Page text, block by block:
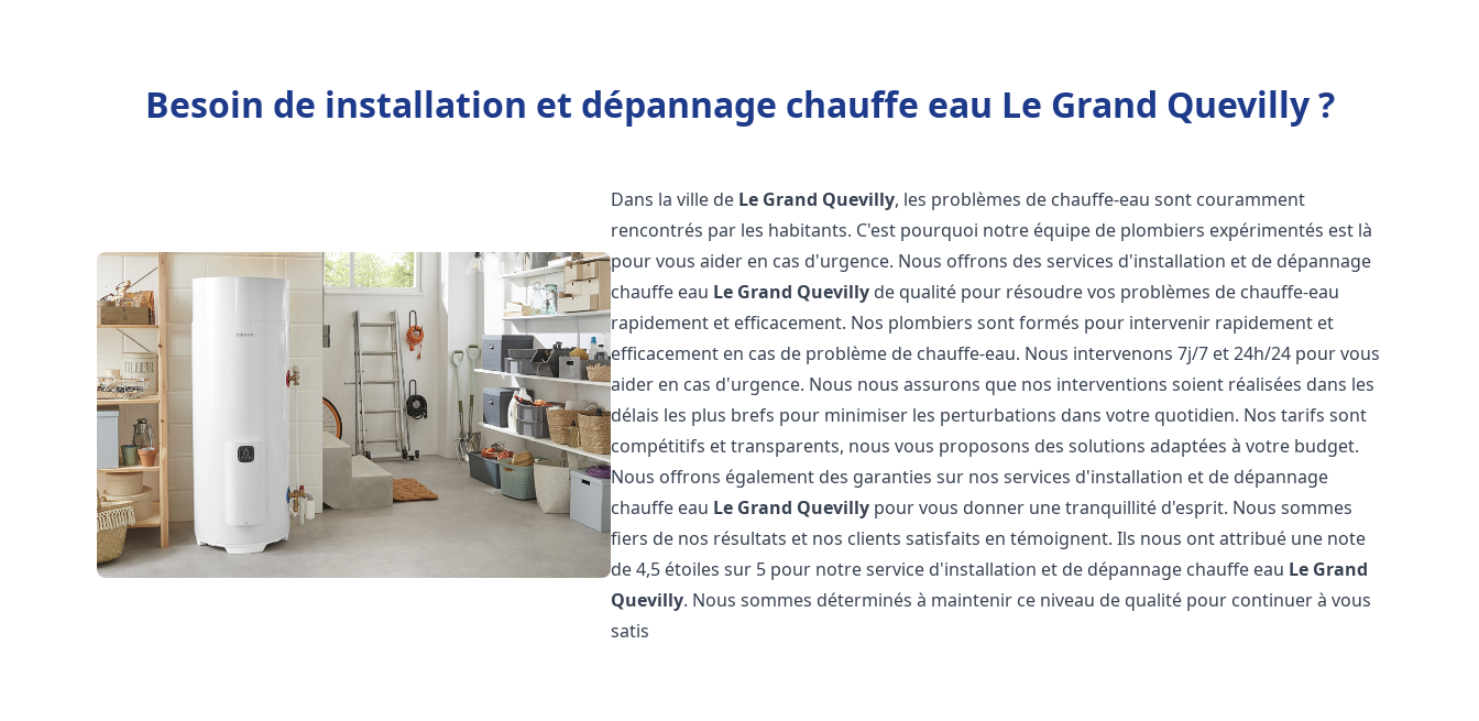
Besoin de installation et dépannage chauffe eau Le Grand Quevilly ?
Dans la ville de Le Grand Quevilly, les problèmes de chauffe-eau sont couramment
rencontrés par les habitants. C'est pourquoi notre équipe de plombiers expérimentés est là
pour vous aider en cas d'urgence. Nous offrons des services d'installation et de dépannage
chauffe eau Le Grand Quevilly de qualité pour résoudre vos problèmes de chauffe-eau
rapidement et efficacement. Nos plombiers sont formés pour intervenir rapidement et
efficacement en cas de problème de chauffe-eau. Nous intervenons 7j/7 et 24h/24 pour vous
aider en cas d'urgence. Nous nous assurons que nos interventions soient réalisées dans les
délais les plus brefs pour minimiser les perturbations dans votre quotidien. Nos tarifs sont
compétitifs et transparents, nous vous proposons des solutions adaptées à votre budget.
Nous offrons également des garanties sur nos services d'installation et de dépannage
chauffe eau Le Grand Quevilly pour vous donner une tranquillité d'esprit. Nous sommes
fiers de nos résultats et nos clients satisfaits en témoignent. Ils nous ont attribué une note
de 4,5 étoiles sur 5 pour notre service d'installation et de dépannage chauffe eau Le Grand
Quevilly. Nous sommes déterminés à maintenir ce niveau de qualité pour continuer à vous
satis